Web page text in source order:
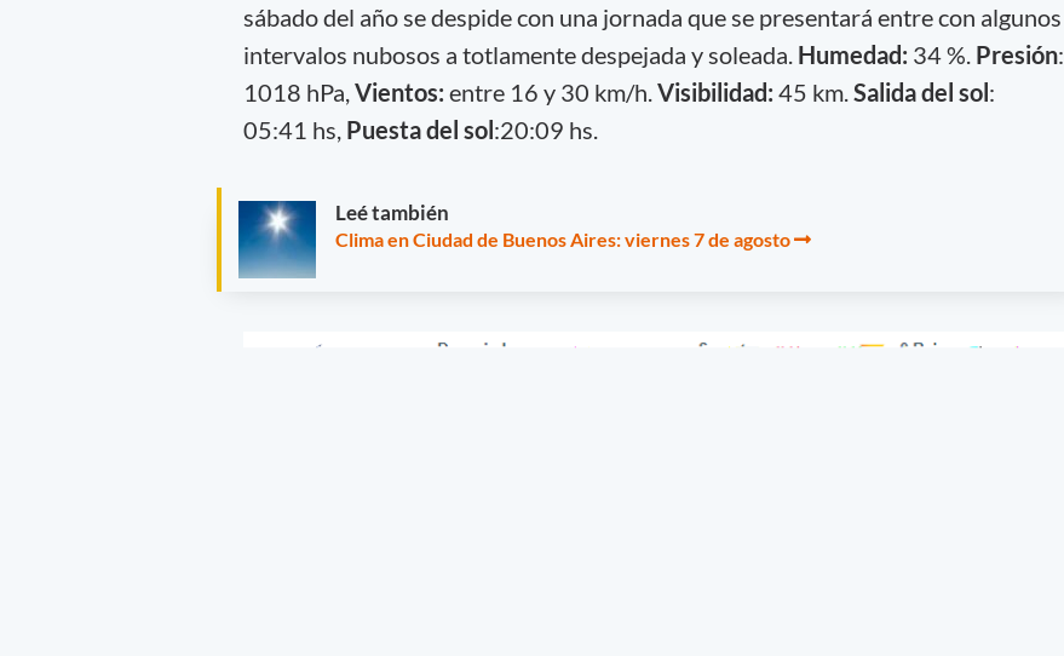
sábado del año se despide con una jornada que se presentará entre con algunos
intervalos nubosos a totlamente despejada y soleada. Humedad: 34 %. Presión:
1018 hPa, Vientos: entre 16 y 30 km/h. Visibilidad: 45 km. Salida del sol:
05:41 hs, Puesta del sol:20:09 hs.
Leé también
Clima en Ciudad de Buenos Aires: viernes 7 de agosto